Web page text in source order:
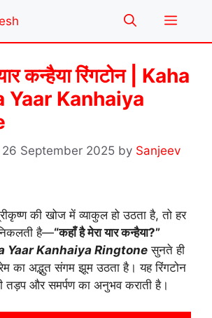
Menu
कन्हैया रिंगटोन | Kaha
Yaar Kanhaiya
26 September 2025 by Sanjeev
की खोज में व्याकुल हो उठता है, तो हर
है—“कहाँ है मेरा यार कन्हैया?”
Yaar Kanhaiya Ringtone सुनते ही
का अद्भुत संगम झूम उठता है। यह रिंगटोन
तड़प और समर्पण का अनुभव कराती है।